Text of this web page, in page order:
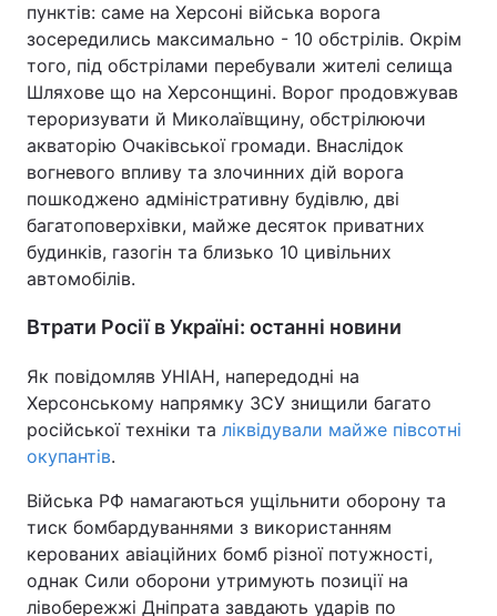
пунктів: саме на Херсоні війська ворога
зосередились максимально - 10 обстрілів. Окрім
того, під обстрілами перебували жителі селища
Шляхове що на Херсонщині. Ворог продовжував
тероризувати й Миколаївщину, обстрілюючи
акваторію Очаківської громади. Внаслідок
вогневого впливу та злочинних дій ворога
пошкоджено адміністративну будівлю, дві
багатоповерхівки, майже десяток приватних
будинків, газогін та близько 10 цивільних
автомобілів.
Втрати Росії в Україні: останні новини
Як повідомляв УНІАН, напередодні на
Херсонському напрямку ЗСУ знищили багато
російської техніки та ліквідували майже півсотні
окупантів.
Війська РФ намагаються ущільнити оборону та
тиск бомбардуваннями з використанням
керованих авіаційних бомб різної потужності,
однак Сили оборони утримують позиції на
лівобережжі Дніпрата завдають ударів по